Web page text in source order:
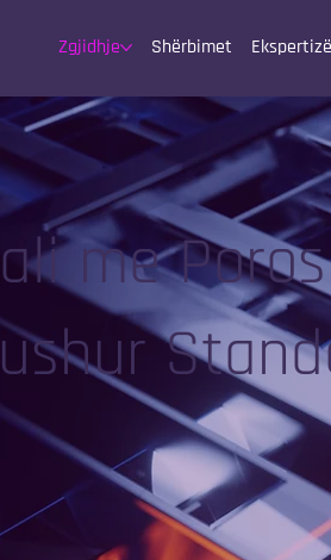
Zgjidhje Shërbimet Ekspertizë
me